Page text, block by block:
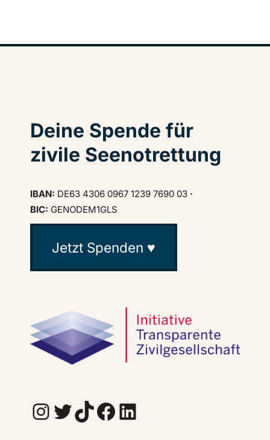
Deine Spende für
zivile Seenotrettung
IBAN: DE63 4306 0967 1239 7690 03 ·
BIC: GENODEM1GLS
Jetzt Spenden ♥
InstagramTwitter TikTok Facebook LinkedIn